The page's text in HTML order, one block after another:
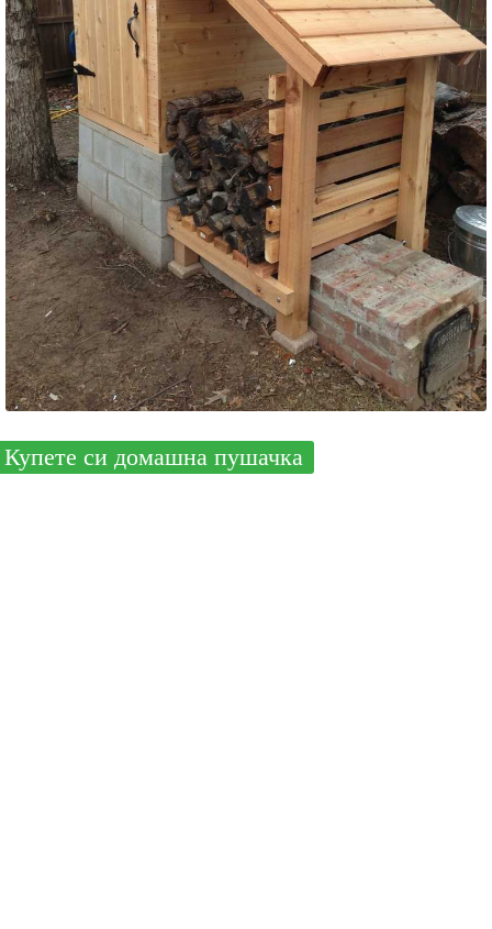
Купете си домашна пушачка